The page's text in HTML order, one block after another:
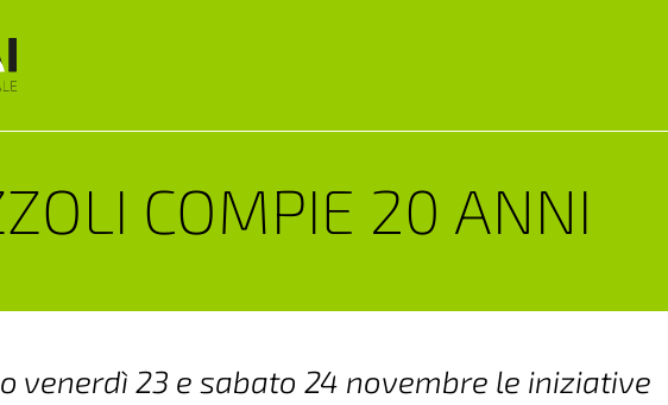
COMPIE 20 ANNI
venerdì 23 e sabato 24 novembre le iniziative